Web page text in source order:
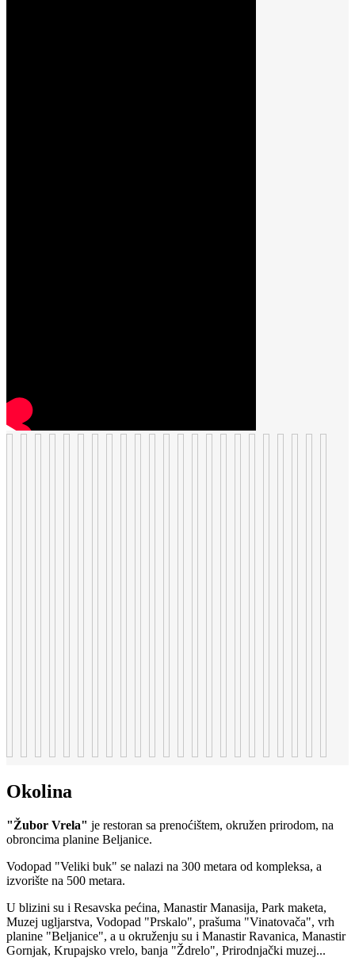
Okolina
"Žubor Vrela" je restoran sa prenoćištem, okružen prirodom, na
obroncima planine Beljanice.
Vodopad "Veliki buk" se nalazi na 300 metara od kompleksa, a
izvorište na 500 metara.
U blizini su i Resavska pećina, Manastir Manasija, Park maketa,
Muzej ugljarstva, Vodopad "Prskalo", prašuma "Vinatovača", vrh
planine "Beljanice", a u okruženju su i Manastir Ravanica, Manastir
Gornjak, Krupajsko vrelo, banja "Ždrelo", Prirodnjački muzej...